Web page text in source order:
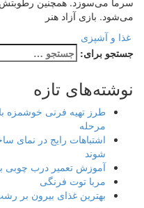
می‌شود. بازی آزاد هنر
غذا و آشپزی
جستجو برای:
نوشته‌های تازه
طرز تهیه فرنی خوشمزه
مرحله
اشتباهات رایج در نمای
شوند
آموزش تعمیر درب چوبی
مربا توت فرنگی
بهترین غذای بیرون بر